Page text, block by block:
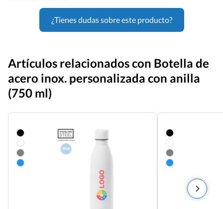
¿Tienes dudas sobre este producto?
Artículos relacionados con Botella de
acero inox. personalizada con anilla
(750 ml)